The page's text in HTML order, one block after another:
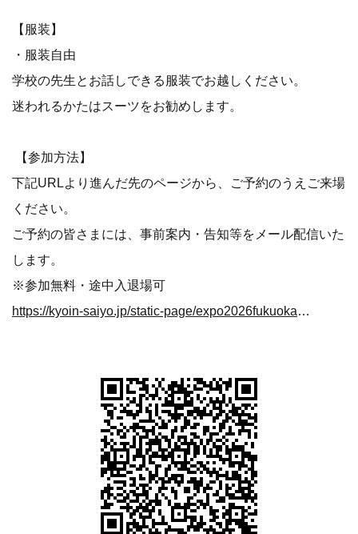
【服装】
・服装自由
学校の先生とお話しできる服装でお越しください。
迷われるかたはスーツをお勧めします。
【参加方法】
下記URLより進んだ先のページから、ご予約のうえご来場
ください。
ご予約の皆さまには、事前案内・告知等をメール配信いた
します。
※参加無料・途中入退場可
https://kyoin-saiyo.jp/static-page/expo2026fukuoka/?utm_source=pressrelease&utm_medium=pressrelease&utm_campaign=event_expo_fukuoka20241123&utm_content=pr20241016va